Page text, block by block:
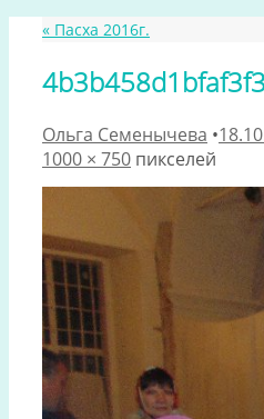
« Пасха 2016г.
Ольга Семенычева •
1000 × 750 пикселей